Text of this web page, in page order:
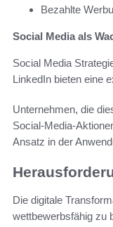
Bezahlte
Social Media als
Social Media
LinkedIn bieten eine
Unternehmen, die
Social-Media-
Ansatz in der
Die digitale
wettbewerbsfähig zu